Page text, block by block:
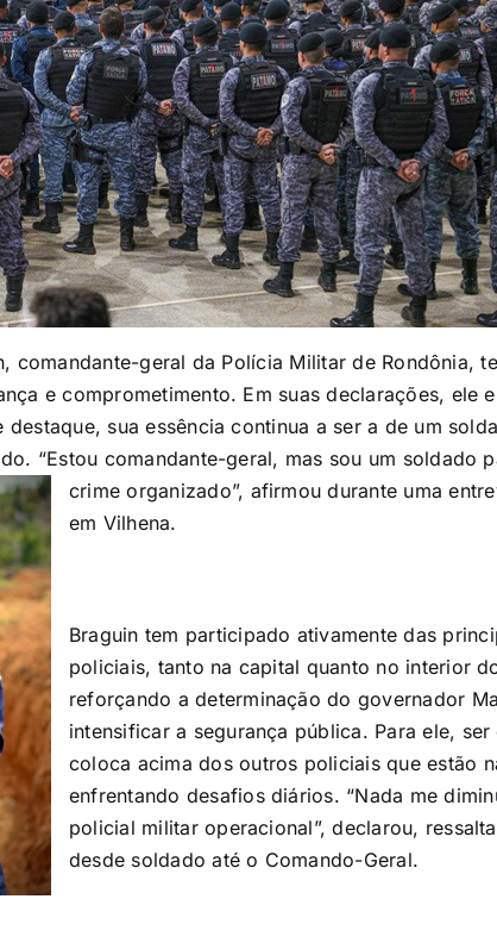
comandante-geral da Polícia Militar de Rondônia,
e comprometimento. Em suas declarações, ele
sua essência continua a ser a de um
“Estou comandante-geral, mas sou um soldado
crime organizado”, afirmou durante uma
em Vilhena.
Braguin tem participado ativamente das
policiais, tanto na capital quanto no interior
reforçando a determinação do governador
intensificar a segurança pública. Para ele,
coloca acima dos outros policiais que estão
enfrentando desafios diários. “Nada me
policial militar operacional”, declarou,
desde soldado até o Comando-Geral.